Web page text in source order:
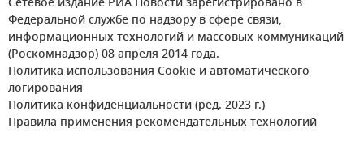
Сетевое издание РИА Новости зарегистрировано в
Федеральной службе по надзору в сфере связи,
информационных технологий и массовых коммуникаций
(Роскомнадзор) 08 апреля 2014 года.
Политика использования Cookie и автоматического
логирования
Политика конфиденциальности (ред. 2023 г.)
Правила применения рекомендательных технологий